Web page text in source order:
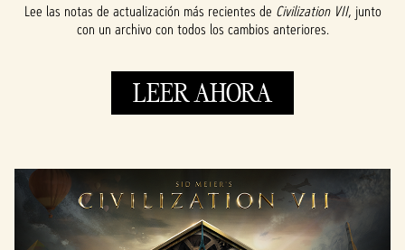
Lee las notas de actualización más recientes de Civilization VII, junto
con un archivo con todos los cambios anteriores.
LEER AHORA